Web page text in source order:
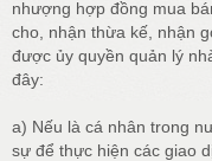
nhượng hợp đồng mua
cho, nhận thừa kế, nhận
được ủy quyền quản lý
đây:
a) Nếu là cá nhân trong
sự để thực hiện các giao